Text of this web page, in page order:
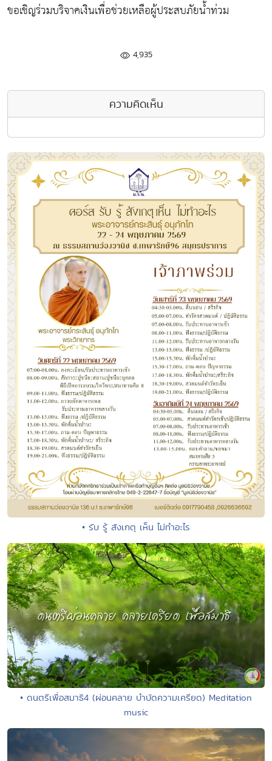
ขอเชิญร่วมบริจาคเงินเพื่อช่วยเหลือผู้ประสบภัยน้ำท่วม
4,935
ความคิดเห็น
• รับ รู้ สังเกตุ เห็น ไม่ทำอะไร
• ดนตรีเพื่อสมาธิ4 (ผ่อนคลาย บำบัดความเครียด) Meditation
music